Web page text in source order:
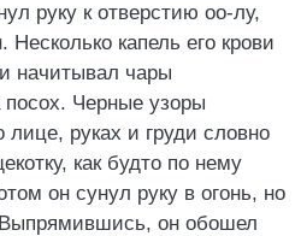
руку к отверстию оо-лу,
капель его крови
начитывал чары
Черные узоры
лице, руках и груди словно
как будто по нему
он сунул руку в огонь, но
он обошел